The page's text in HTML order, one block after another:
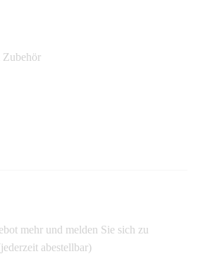
mehr und melden Sie sich zu
abestellbar)